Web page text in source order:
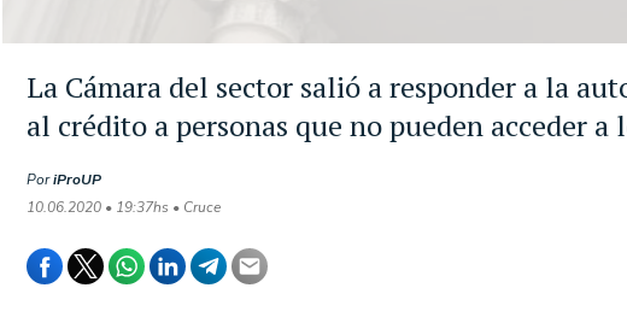
La Cámara del sector salió a responder a la
al crédito a personas que no pueden acceder a
PoriProUP
10.06.2020 • 19:37hs • Cruce